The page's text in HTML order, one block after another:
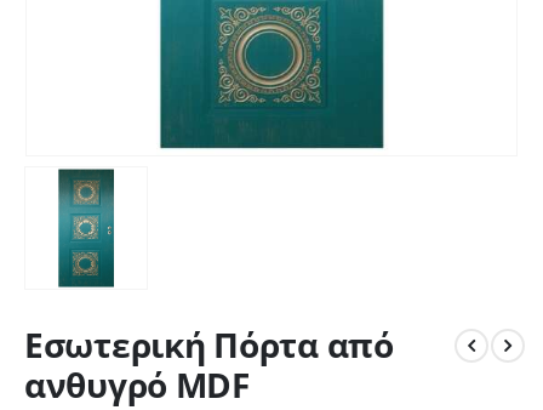
Εσωτερική Πόρτα από
ανθυγρό MDF